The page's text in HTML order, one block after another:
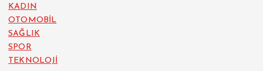
KADIN
OTOMOBİL
SAĞLIK
SPOR
TEKNOLOJİ